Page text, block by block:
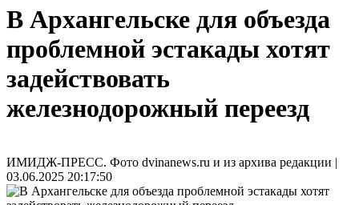
В Архангельске для объезда
проблемной эстакады хотят
задействовать
железнодорожный переезд
ИМИДЖ-ПРЕСС. Фото dvinanews.ru и из архива редакции |
03.06.2025 20:17:50